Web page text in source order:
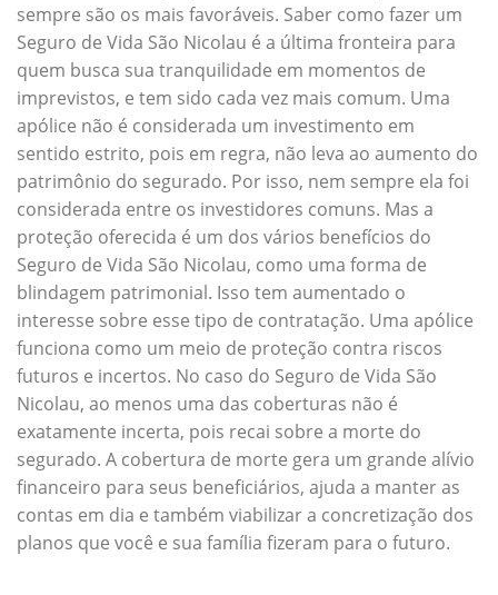
sempre são os mais favoráveis. Saber como fazer um
Seguro de Vida São Nicolau é a última fronteira para
quem busca sua tranquilidade em momentos de
imprevistos, e tem sido cada vez mais comum. Uma
apólice não é considerada um investimento em
sentido estrito, pois em regra, não leva ao aumento do
patrimônio do segurado. Por isso, nem sempre ela foi
considerada entre os investidores comuns. Mas a
proteção oferecida é um dos vários benefícios do
Seguro de Vida São Nicolau, como uma forma de
blindagem patrimonial. Isso tem aumentado o
interesse sobre esse tipo de contratação. Uma apólice
funciona como um meio de proteção contra riscos
futuros e incertos. No caso do Seguro de Vida São
Nicolau, ao menos uma das coberturas não é
exatamente incerta, pois recai sobre a morte do
segurado. A cobertura de morte gera um grande alívio
financeiro para seus beneficiários, ajuda a manter as
contas em dia e também viabilizar a concretização dos
planos que você e sua família fizeram para o futuro.